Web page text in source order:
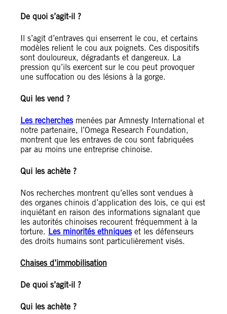
De quoi s’agit-il ?
Il s’agit d’entraves qui enserrent le cou, et certains
modèles relient le cou aux poignets. Ces dispositifs
sont douloureux, dégradants et dangereux. La
pression qu’ils exercent sur le cou peut provoquer
une suffocation ou des lésions à la gorge.
Qui les vend ?
Les recherchesmenées par Amnesty International et
notre partenaire, l’Omega Research Foundation,
montrent que les entraves de cou sont fabriquées
par au moins une entreprise chinoise.
Qui les achète ?
Nos recherches montrent qu’elles sont vendues à
des organes chinois d’application des lois, ce qui est
inquiétant en raison des informations signalant que
les autorités chinoises recourent fréquemment à la
torture. Les minorités ethniqueset les défenseurs
des droits humains sont particulièrement visés.
Chaises d’immobilisation
De quoi s’agit-il ?
Qui les achète ?